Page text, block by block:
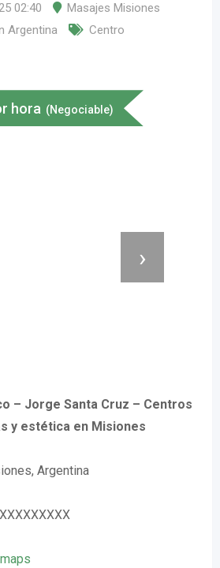
02:40
Masajes Misiones
Argentina
Centro
hora (Negociable)
›
– Jorge Santa Cruz – Centros
y estética en Misiones
Argentina